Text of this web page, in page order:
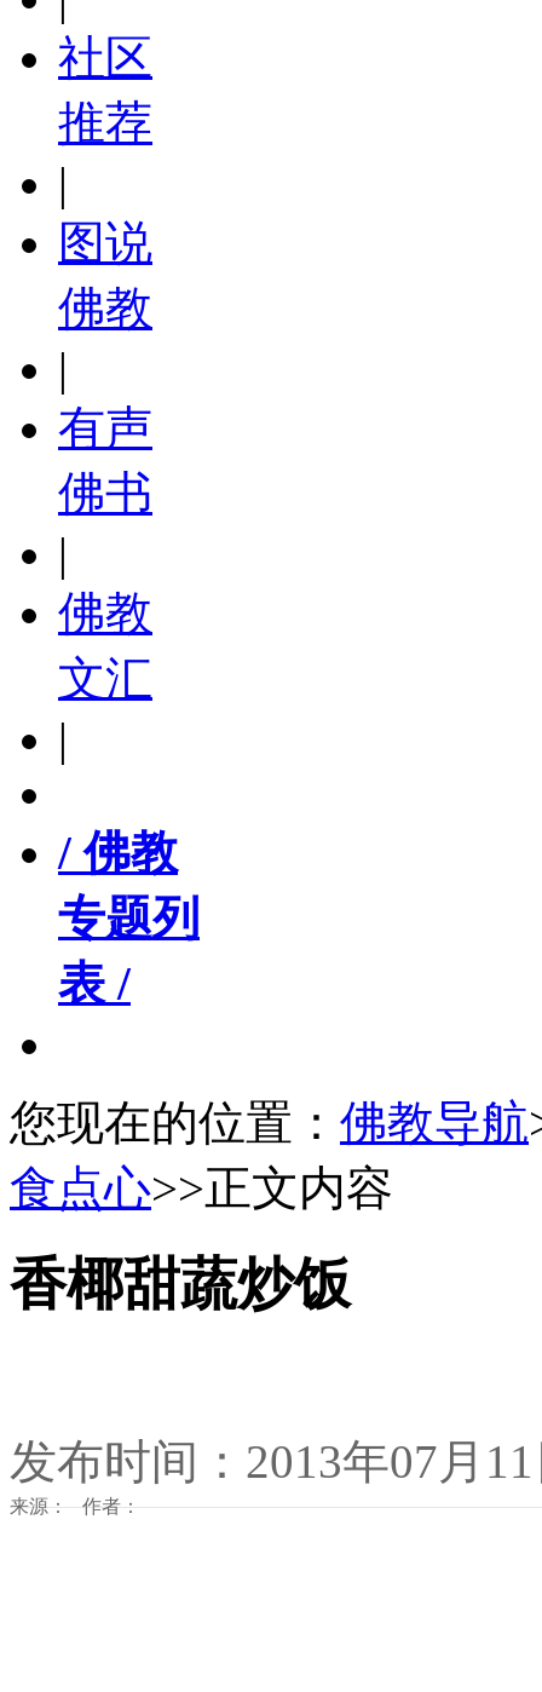
社区
推荐
|
图说
佛教
|
有声
佛书
|
佛教
文汇
|
/ 佛教
专题列
表 /
您现在的位置： 佛教导航
食点心>>正文内容
香椰甜蔬炒饭
发布时间：2013年07月
来源： 作者：